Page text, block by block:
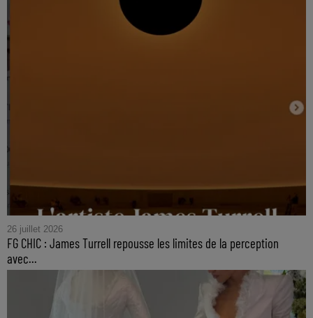
26 juillet 2026
FG CHIC : James Turrell repousse les limites de la perception
avec...